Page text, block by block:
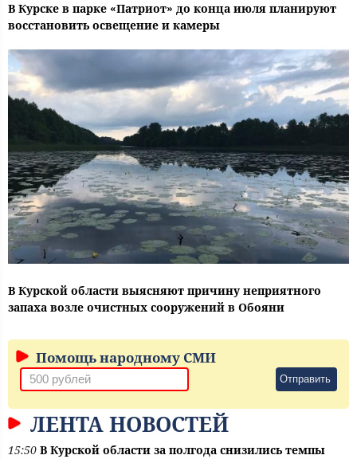
В Курске в парке «Патриот» до конца июля планируют
восстановить освещение и камеры
В Курской области выясняют причину неприятного
запаха возле очистных сооружений в Обояни
Помощь народному СМИ
Отправить
ЛЕНТА НОВОСТЕЙ
15:50 В Курской области за полгода снизились темпы